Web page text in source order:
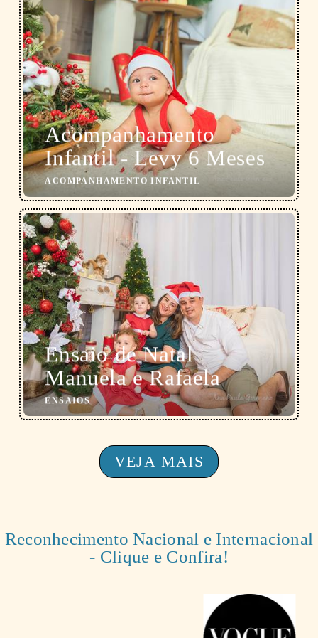
Acompanhamento
Infantil - Levy 6 Meses
ACOMPANHAMENTO INFANTIL
Ensaio de Natal
Manuela e Rafaela
ENSAIOS
VEJA MAIS
Reconhecimento Nacional e Internacional
- Clique e Confira!